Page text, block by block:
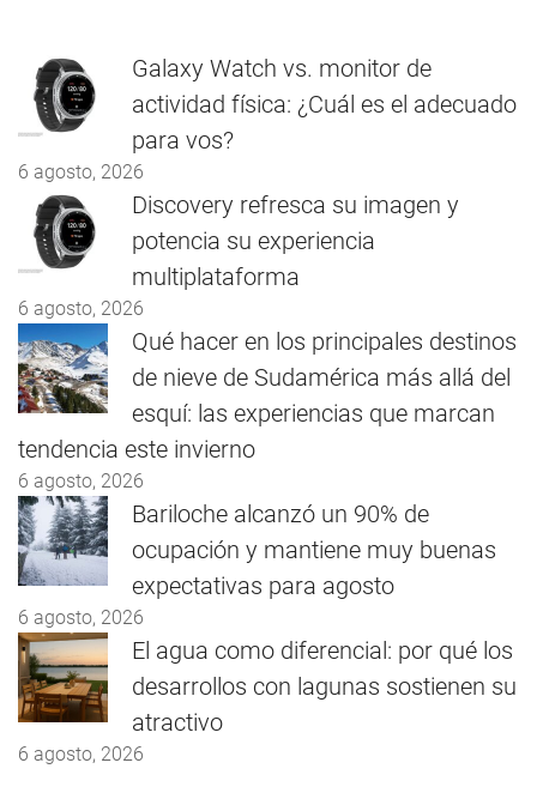
Galaxy Watch vs. monitor de
actividad física: ¿Cuál es el adecuado
para vos?
6 agosto, 2026
Discovery refresca su imagen y
potencia su experiencia
multiplataforma
6 agosto, 2026
Qué hacer en los principales destinos
de nieve de Sudamérica más allá del
esquí: las experiencias que marcan
tendencia este invierno
6 agosto, 2026
Bariloche alcanzó un 90% de
ocupación y mantiene muy buenas
expectativas para agosto
6 agosto, 2026
El agua como diferencial: por qué los
desarrollos con lagunas sostienen su
atractivo
6 agosto, 2026